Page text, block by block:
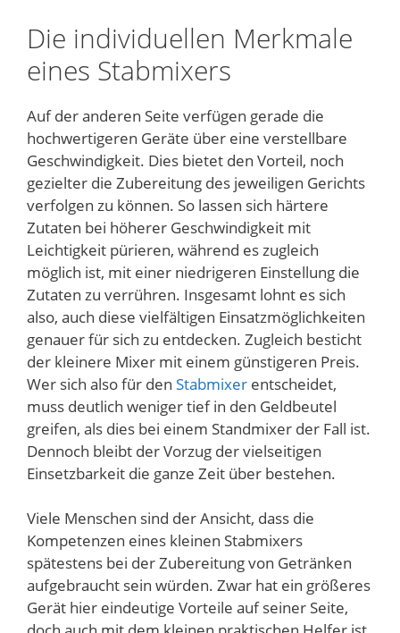
Die individuellen Merkmale
eines Stabmixers
Auf der anderen Seite verfügen gerade die
hochwertigeren Geräte über eine verstellbare
Geschwindigkeit. Dies bietet den Vorteil, noch
gezielter die Zubereitung des jeweiligen Gerichts
verfolgen zu können. So lassen sich härtere
Zutaten bei höherer Geschwindigkeit mit
Leichtigkeit pürieren, während es zugleich
möglich ist, mit einer niedrigeren Einstellung die
Zutaten zu verrühren. Insgesamt lohnt es sich
also, auch diese vielfältigen Einsatzmöglichkeiten
genauer für sich zu entdecken. Zugleich besticht
der kleinere Mixer mit einem günstigeren Preis.
Wer sich also für den Stabmixer entscheidet,
muss deutlich weniger tief in den Geldbeutel
greifen, als dies bei einem Standmixer der Fall ist.
Dennoch bleibt der Vorzug der vielseitigen
Einsetzbarkeit die ganze Zeit über bestehen.
Viele Menschen sind der Ansicht, dass die
Kompetenzen eines kleinen Stabmixers
spätestens bei der Zubereitung von Getränken
aufgebraucht sein würden. Zwar hat ein größeres
Gerät hier eindeutige Vorteile auf seiner Seite,